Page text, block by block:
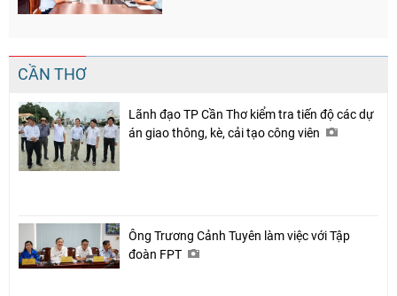
CẦN THƠ
Lãnh đạo TP Cần Thơ kiểm tra tiến độ các dự
án giao thông, kè, cải tạo công viên
Ông Trương Cảnh Tuyên làm việc với Tập
đoàn FPT